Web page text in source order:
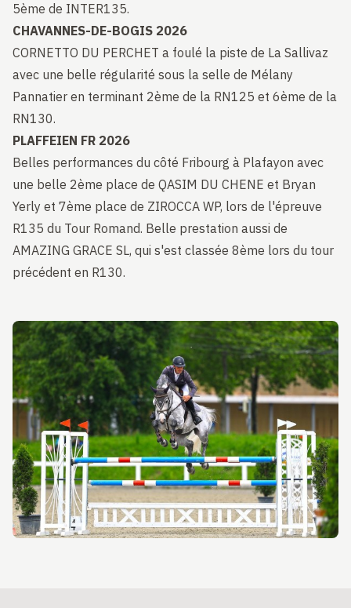
5ème de INTER135.
CHAVANNES-DE-BOGIS 2026
CORNETTO DU PERCHET a foulé la piste de La Sallivaz
avec une belle régularité sous la selle de Mélany
Pannatier en terminant 2ème de la RN125 et 6ème de la
RN130.
PLAFFEIEN FR 2026
Belles performances du côté Fribourg à Plafayon avec
une belle 2ème place de QASIM DU CHENE et Bryan
Yerly et 7ème place de ZIROCCA WP, lors de l'épreuve
R135 du Tour Romand. Belle prestation aussi de
AMAZING GRACE SL, qui s'est classée 8ème lors du tour
précédent en R130.